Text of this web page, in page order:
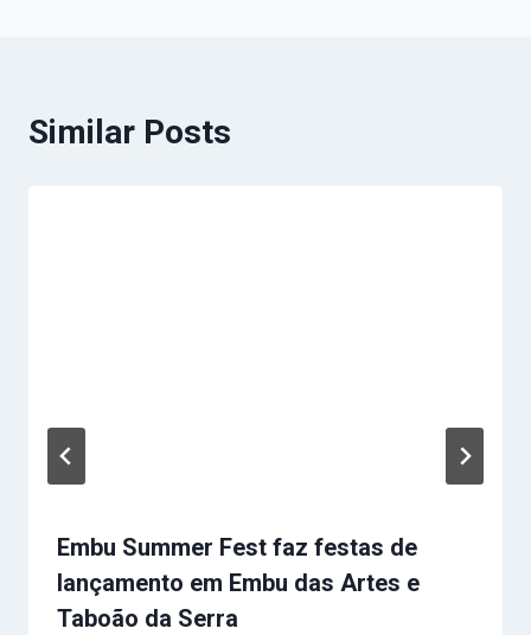
Similar Posts
Embu Summer Fest faz festas de
lançamento em Embu das Artes e
Taboão da Serra